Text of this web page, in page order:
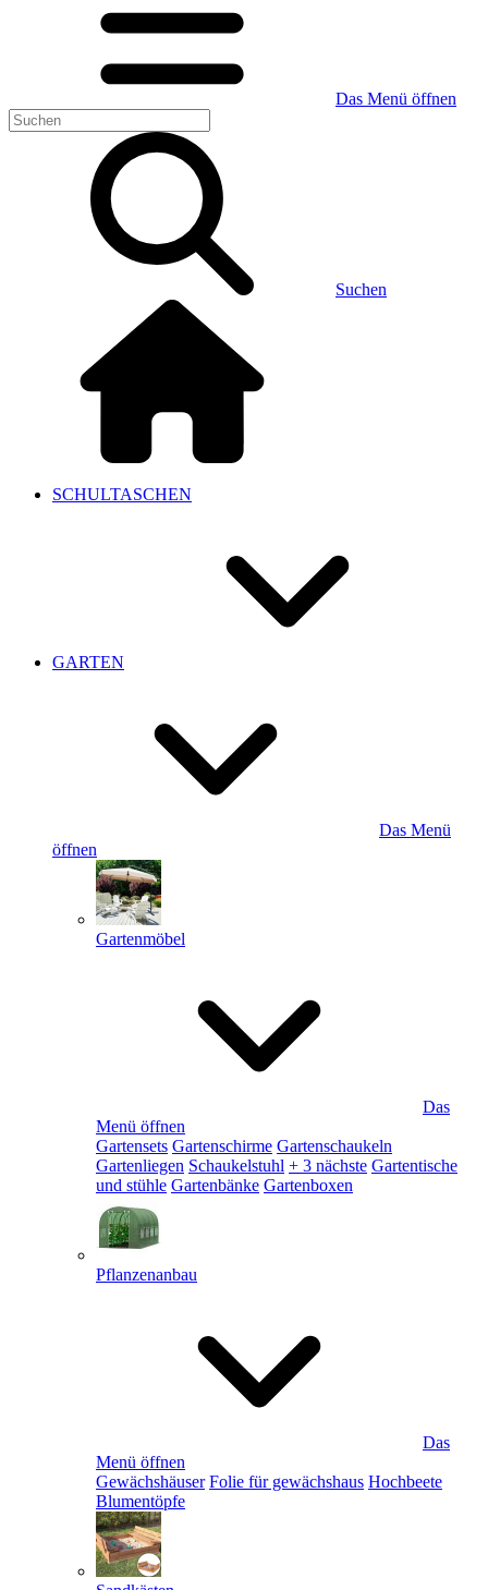
Das Menü öffnen
Suchen
SCHULTASCHEN
GARTEN
Das Menü
öffnen
Gartenmöbel
Das
Menü öffnen
Gartensets Gartenschirme Gartenschaukeln
Gartenliegen Schaukelstuhl + 3 nächste Gartentische
und stühle Gartenbänke Gartenboxen
Pflanzenanbau
Das
Menü öffnen
Gewächshäuser Folie für gewächshaus Hochbeete
Blumentöpfe